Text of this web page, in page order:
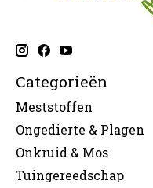
Categorieën
Meststoffen
Ongedierte & Plagen
Onkruid & Mos
Tuingereedschap